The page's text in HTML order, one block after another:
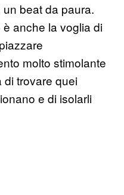
beat da paura.
è anche la voglia di
molto stimolante
di trovare quei
e di isolarli